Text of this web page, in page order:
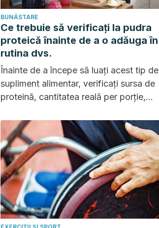
BUNĂSTARE
Ce trebuie să verificați la pudra
proteică înainte de a o adăuga în
rutina dvs.
Înainte de a începe să luați acest tip de
supliment alimentar, verificați sursa de
proteină, cantitatea reală per porție,
producție.